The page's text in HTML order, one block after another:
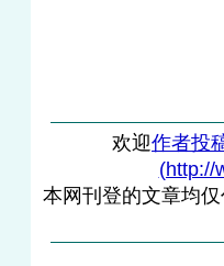
欢迎作者投
(http://
本网刊登的文章均